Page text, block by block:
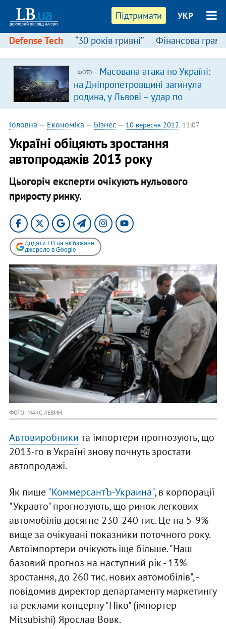
Підтримати УКР
Defense Tech “30 років гривні” Фінансова
ФОТО
Масована атака по Україні:
на Дніпропетровщині загинула
родина, у Львові – удар по
багатоповерхівках
(доповнюється)
Головна — Економіка — Бізнес— 10 вересня 2012, 11:07
Україні обіцяють зростання
автопродажів 2013 року
Цьогоріч експерти очікують нульового
приросту ринку.
Додати LB.ua як бажане
джерело в Google
ФОТО: МАКС ЛЕВИН
Автовиробники та імпортери прогнозують, що
2013-го в Україні знову почнуть зростати
автопродажі.
Як пише"КоммерсантЪ-Украина", в корпорації
"Укравто" прогнозують, що ринок легкових
автомобілів досягне 230-240 тис. Це на 5-9%
вище за очікувані показники поточного року.
Автоімпортери очікують іще більше. "Наш
базовий прогноз на наступний рік - 13%
зростання, до 260 тис. нових автомобілів", -
повідомив директор департаменту маркетингу
та реклами концерну "Ніко" (імпортер
Mitsubishi) Ярослав Вовк.